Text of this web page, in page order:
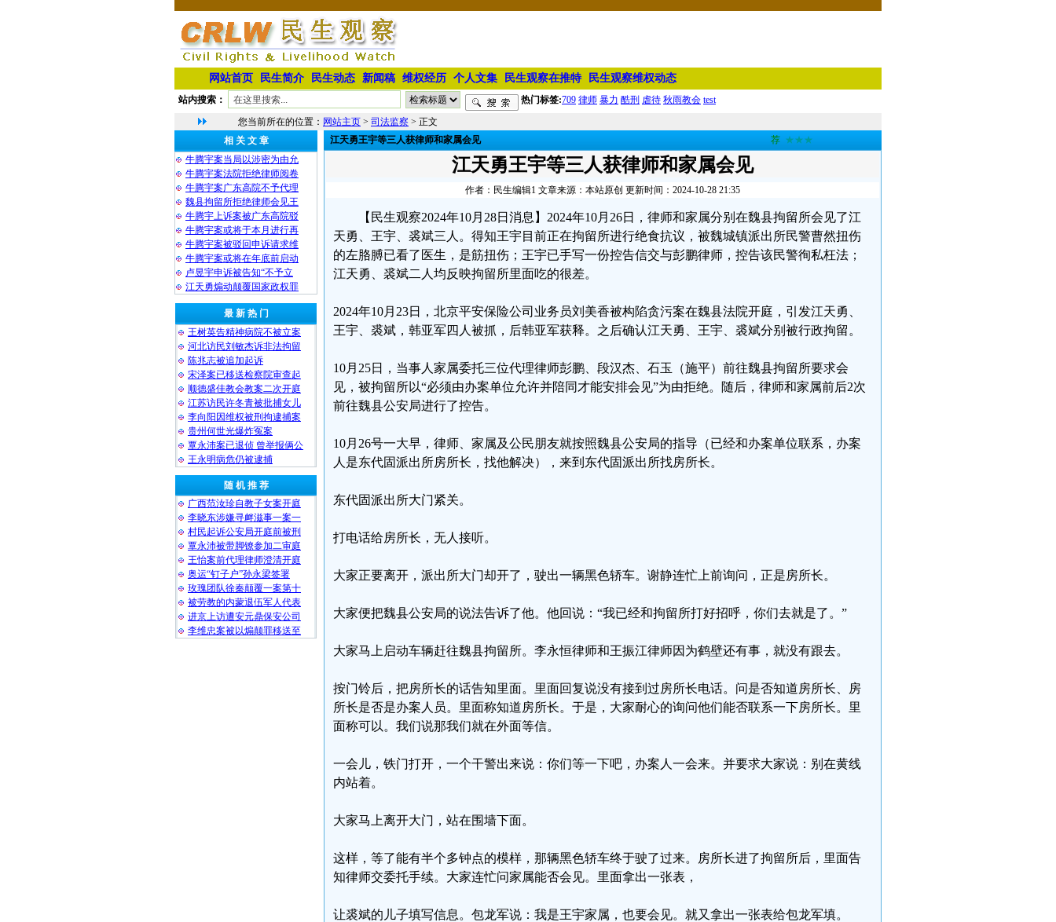
网站首页 民生简介 民生动态 新闻稿 维权经历 个人文集 民生观察在推特 民生观察维权动态
站内搜索： 热门标签:709 律师 暴力 酷刑 虐待 秋雨教会 test
您当前所在的位置： 网站主页 > 司法监察 > 正文
相 关 文 章
牛腾宇案当局以涉密为由允
牛腾宇案法院拒绝律师阅卷
牛腾宇案广东高院不予代理
魏县拘留所拒绝律师会见王
牛腾宇上诉案被广东高院驳
牛腾宇案或将于本月进行再
牛腾宇案被驳回申诉请求维
牛腾宇案或将在年底前启动
卢昱宇申诉被告知“不予立
江天勇煽动颠覆国家政权罪
最 新 热 门
王树英告精神病院不被立案
河北访民刘敏杰诉非法拘留
陈兆志被追加起诉
宋泽案已移送检察院审查起
顺德盛佳教会教案二次开庭
江苏访民许冬青被批捕女儿
李向阳因维权被刑拘逮捕案
贵州何世光爆炸冤案
覃永沛案已退侦 曾举报俩公
王永明病危仍被逮捕
随 机 推 荐
广西范汝珍自教子女案开庭
李晓东涉嫌寻衅滋事一案一
村民起诉公安局开庭前被刑
覃永沛被带脚镣参加二审庭
王怡案前代理律师澄清开庭
奥运“钉子户”孙永梁签署
玫瑰团队徐秦颠覆一案第十
被劳教的内蒙退伍军人代表
进京上访遭安元鼎保安公司
李维忠案被以煽颠罪移送至
江天勇王宇等三人获律师和家属会见 荐 ★★★
江天勇王宇等三人获律师和家属会见
作者：民生编辑1 文章来源：本站原创 更新时间：2024-10-28 21:35
【民生观察2024年10月28日消息】2024年10月26日，律师和家属分别在魏县拘留所会见了江
天勇、王宇、裘斌三人。得知王宇目前正在拘留所进行绝食抗议，被魏城镇派出所民警曹然扭伤
的左胳膊已看了医生，是筋扭伤；王宇已手写一份控告信交与彭鹏律师，控告该民警徇私枉法；
江天勇、裘斌二人均反映拘留所里面吃的很差。
2024年10月23日，北京平安保险公司业务员刘美香被构陷贪污案在魏县法院开庭，引发江天勇、
王宇、裘斌，韩亚军四人被抓，后韩亚军获释。之后确认江天勇、王宇、裘斌分别被行政拘留。
10月25日，当事人家属委托三位代理律师彭鹏、段汉杰、石玉（施平）前往魏县拘留所要求会
见，被拘留所以“必须由办案单位允许并陪同才能安排会见”为由拒绝。随后，律师和家属前后2次
前往魏县公安局进行了控告。
10月26号一大早，律师、家属及公民朋友就按照魏县公安局的指导（已经和办案单位联系，办案
人是东代固派出所房所长，找他解决），来到东代固派出所找房所长。
东代固派出所大门紧关。
打电话给房所长，无人接听。
大家正要离开，派出所大门却开了，驶出一辆黑色轿车。谢静连忙上前询问，正是房所长。
大家便把魏县公安局的说法告诉了他。他回说：“我已经和拘留所打好招呼，你们去就是了。”
大家马上启动车辆赶往魏县拘留所。李永恒律师和王振江律师因为鹤壁还有事，就没有跟去。
按门铃后，把房所长的话告知里面。里面回复说没有接到过房所长电话。问是否知道房所长、房
所长是否是办案人员。里面称知道房所长。于是，大家耐心的询问他们能否联系一下房所长。里
面称可以。我们说那我们就在外面等信。
一会儿，铁门打开，一个干警出来说：你们等一下吧，办案人一会来。并要求大家说：别在黄线
内站着。
大家马上离开大门，站在围墙下面。
这样，等了能有半个多钟点的模样，那辆黑色轿车终于驶了过来。房所长进了拘留所后，里面告
知律师交委托手续。大家连忙问家属能否会见。里面拿出一张表，
让裘斌的儿子填写信息。包龙军说：我是王宇家属，也要会见。就又拿出一张表给包龙军填。